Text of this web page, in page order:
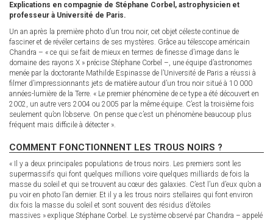
Explications en compagnie de Stéphane Corbel, astrophysicien et
professeur à Université de Paris.
Un an après la première photo d’un trou noir, cet objet céleste continue de
fasciner et de révéler certains de ses mystères. Grâce au télescope américain
Chandra – « ce qui se fait de mieux en termes de finesse d’image dans le
domaine des rayons X » précise Stéphane Corbel –, une équipe d’astronomes
menée par la doctorante Mathilde Espinasse de l’Université de Paris a réussi à
filmer d’impressionnants jets de matière autour d’un trou noir situé à 10 000
années-lumière de la Terre. « Le premier phénomène de ce type a été découvert en
2002, un autre vers 2004 ou 2005 par la même équipe. C’est la troisième fois
seulement qu’on l’observe. On pense que c’est un phénomène beaucoup plus
fréquent mais difficile à détecter ».
COMMENT FONCTIONNENT LES TROUS NOIRS ?
« Il y a deux principales populations de trous noirs. Les premiers sont les
supermassifs qui font quelques millions voire quelques milliards de fois la
masse du soleil et qui se trouvent au cœur des galaxies. C’est l’un d’eux qu’on a
pu voir en photo l’an dernier. Et il y a les trous noirs stellaires qui font environ
dix fois la masse du soleil et sont souvent des résidus d’étoiles
massives » explique Stéphane Corbel. Le système observé par Chandra – appelé